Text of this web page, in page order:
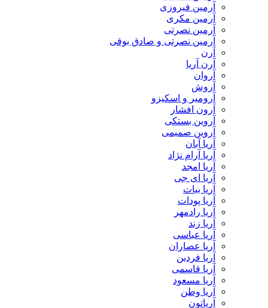
آرمین فیروزی
آرمین مکری
آرمین نصرتی
آرمین نصرتی و صادق بوقی
آرن
آرن آریا
آروان
آروش
آرومیر و اسکیزو
آرون افشار
آروین بستکی
آروین صمیمی
آریا آبان
آریا آرام نژاد
آریا امجد
آریا ای جی
آریا بیات
آریا پودات
آریا رادمهر
آریا زند
آریا عباسی
آریا عصاران
آریا فردین
آریا قاسمی
آریا مسعود
آریا وطن
آریاتون